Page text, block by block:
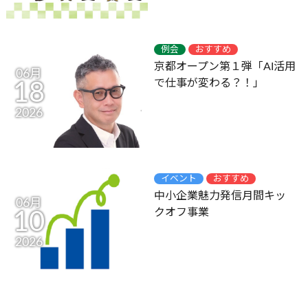
06月
18
2026
例会 おすすめ
京都オープン第１弾「AI活用
で仕事が変わる？！」
06月
10
2026
イベント おすすめ
中小企業魅力発信月間キッ
クオフ事業